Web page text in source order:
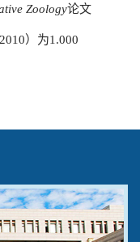
Zoology论文
）为1.000